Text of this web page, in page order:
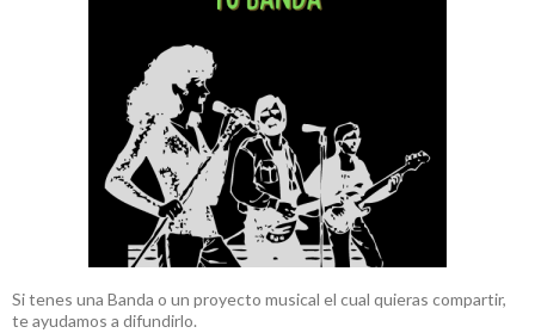
Si tenes una Banda o un proyecto musical el cual quieras compartir,
te ayudamos a difundirlo.